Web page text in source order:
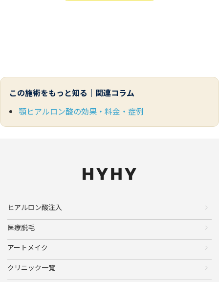
この施術をもっと知る｜関連コラム
顎ヒアルロン酸の効果・料金・症例
ヒアルロン酸注入
医療脱毛
アートメイク
クリニック一覧